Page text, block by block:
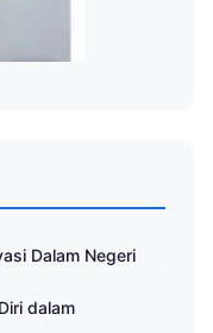
Dalam Negeri
dalam